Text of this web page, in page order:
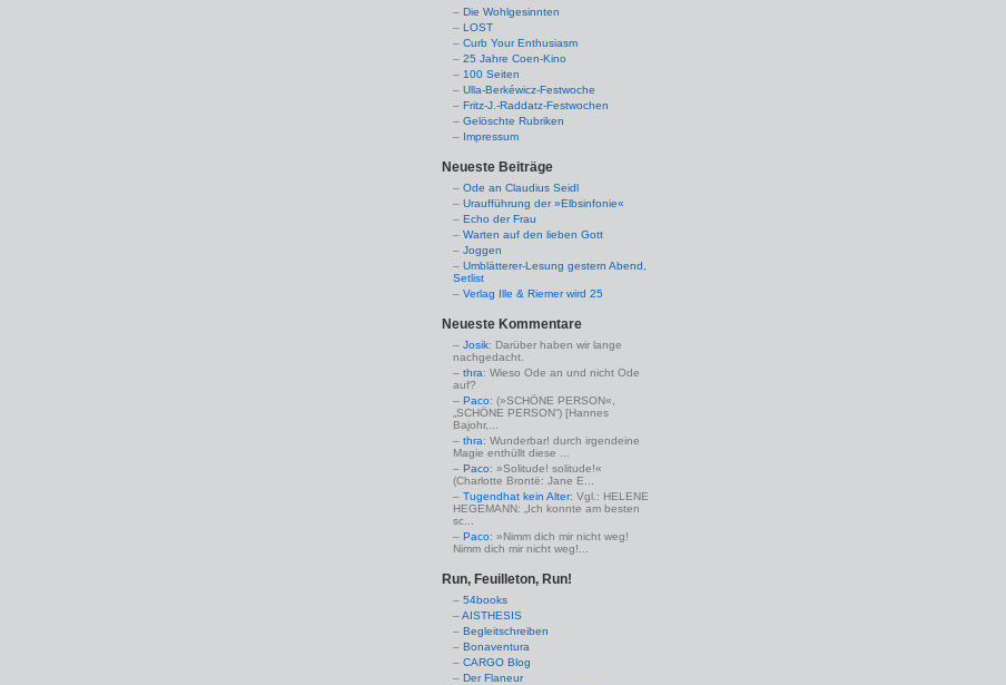
Die Wohlgesinnten
LOST
Curb Your Enthusiasm
25 Jahre Coen-Kino
100 Seiten
Ulla-Berkéwicz-Festwoche
Fritz-J.-Raddatz-Festwochen
Gelöschte Rubriken
Impressum
Neueste Beiträge
Ode an Claudius Seidl
Uraufführung der »Elbsinfonie«
Echo der Frau
Warten auf den lieben Gott
Joggen
Umblätterer-Lesung gestern Abend,
Setlist
Verlag Ille & Riemer wird 25
Neueste Kommentare
Josik: Darüber haben wir lange
nachgedacht.
thra: Wieso Ode an und nicht Ode
auf?
Paco: (»SCHÖNE PERSON«,
„SCHÖNE PERSON“) [Hannes
Bajohr,...
thra: Wunderbar! durch irgendeine
Magie enthüllt diese ...
Paco: »Solitude! solitude!«
(Charlotte Brontë: Jane E...
Tugendhat kein Alter: Vgl.: HELENE
HEGEMANN: „Ich konnte am besten
sc...
Paco: »Nimm dich mir nicht weg!
Nimm dich mir nicht weg!...
Run, Feuilleton, Run!
54books
AISTHESIS
Begleitschreiben
Bonaventura
CARGO Blog
Der Flaneur